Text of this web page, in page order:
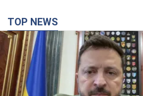
TOP NEWS